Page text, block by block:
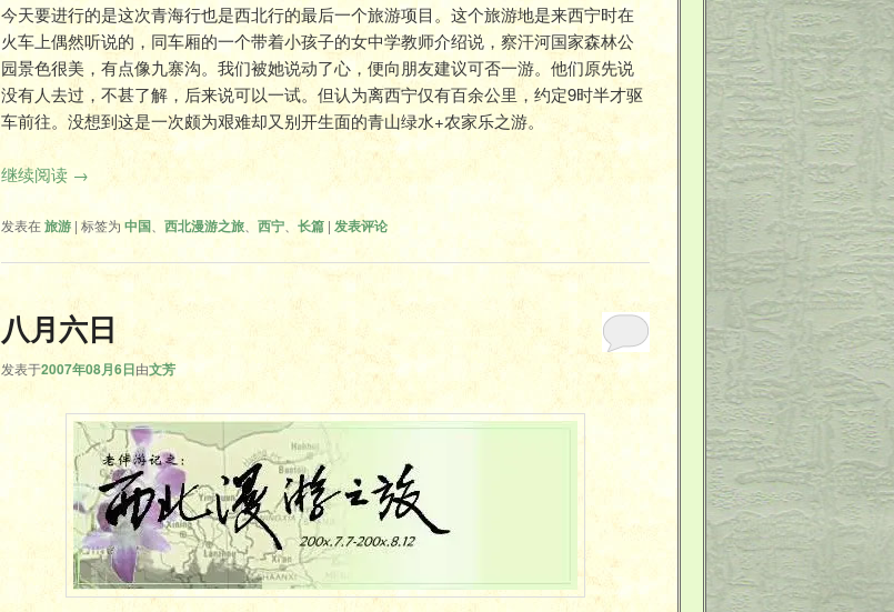
今天要进行的是这次青海行也是西北行的最后一个旅游项目。这个旅游地是来西宁时在
火车上偶然听说的，同车厢的一个带着小孩子的女中学教师介绍说，察汗河国家森林公
园景色很美，有点像九寨沟。我们被她说动了心，便向朋友建议可否一游。他们原先说
没有人去过，不甚了解，后来说可以一试。但认为离西宁仅有百余公里，约定9时半才驱
车前往。没想到这是一次颇为艰难却又别开生面的青山绿水+农家乐之游。
继续阅读 →
发表在旅游 | 标签为 中国 西北漫游之旅 西宁 长篇 | 发表评论
八月六日
发表于2007年08月6日由文芳